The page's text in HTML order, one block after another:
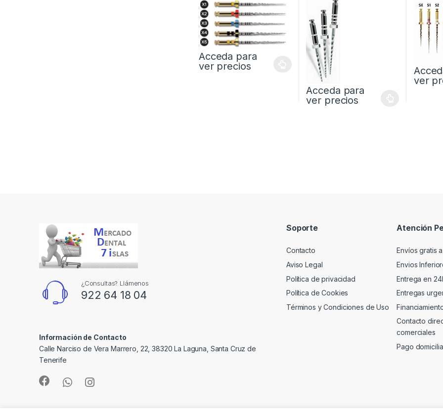
Acceda para
ver precios
Acceda para
ver precios
ver
¿Consultas? Llámenos
922 64 18 04
Información de Contacto
Calle Narciso de Vera Marrero, 22, 38320 La Laguna, Santa Cruz de
Tenerife
Soporte
Contacto
Aviso Legal
Política de privacidad
Política de Cookies
Términos y Condiciones de Uso
Atención
Envíos gratis
Envios
Entrega en
Entregas
Contacto
comerciales
Pago